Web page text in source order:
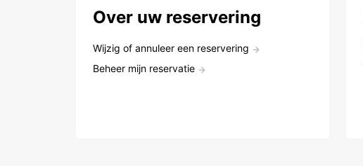
Over uw reservering
Wijzig of annuleer een reservering
Beheer mijn reservatie